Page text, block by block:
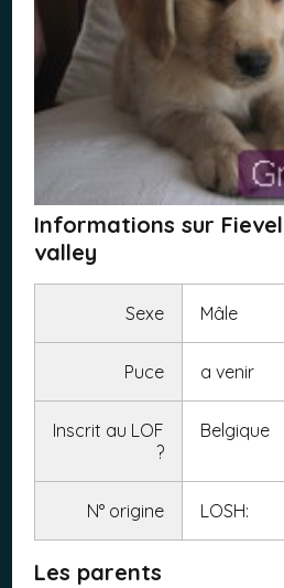
Informations sur
valley
Sexe Mâle
Puce a venir
Inscrit au LOF
?
Belgique
N° origine LOSH:
Les parents